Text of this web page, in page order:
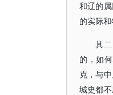
和辽的
的实际和
其
的，如
克，与
城史都